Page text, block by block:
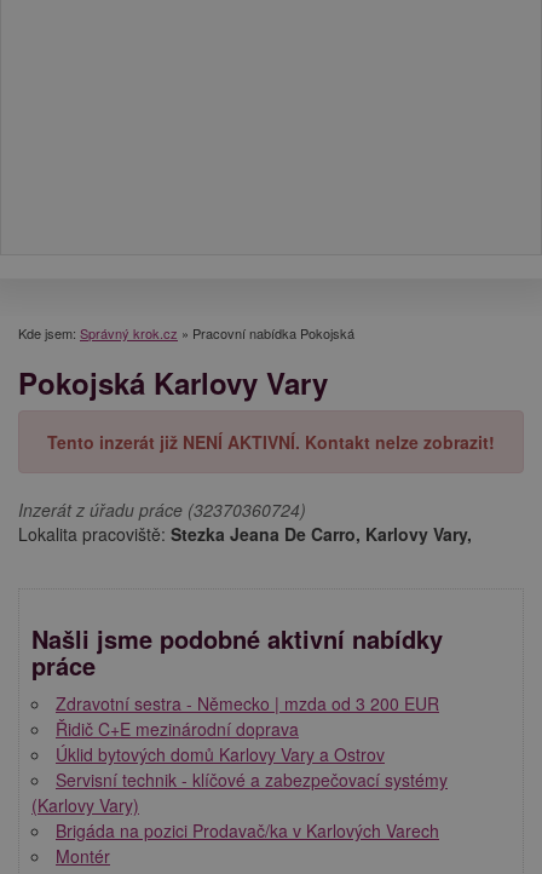
Kde jsem: Správný krok.cz » Pracovní nabídka Pokojská
Pokojská Karlovy Vary
Tento inzerát již NENÍ AKTIVNÍ. Kontakt nelze zobrazit!
Inzerát z úřadu práce (32370360724)
Lokalita pracoviště: Stezka Jeana De Carro, Karlovy Vary,
Našli jsme podobné aktivní nabídky
práce
Zdravotní sestra - Německo | mzda od 3 200 EUR
Řidič C+E mezinárodní doprava
Úklid bytových domů Karlovy Vary a Ostrov
Servisní technik - klíčové a zabezpečovací systémy
(Karlovy Vary)
Brigáda na pozici Prodavač/ka v Karlových Varech
Montér